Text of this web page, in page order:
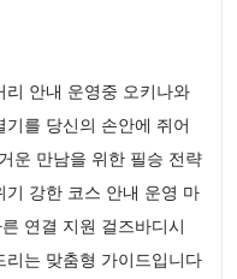
안내 운영중 오키나와
를 당신의 손안에 쥐어
운 만남을 위한 필승 전략
강한 코스 안내 운영 마
연결 지원 걸즈바디시
는 맞춤형 가이드입니다